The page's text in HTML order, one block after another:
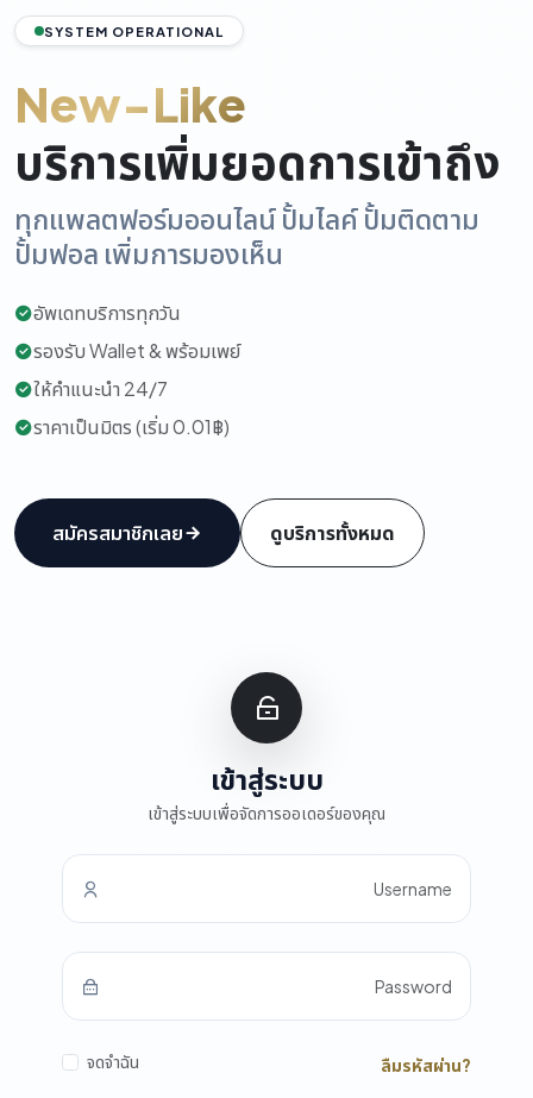
SYSTEM OPERATIONAL
New-Like
บริการเพิ่มยอดการเข้าถึง
ทุกแพลตฟอร์มออนไลน์ ปั้มไลค์ ปั้มติดตาม
ปั้มฟอล เพิ่มการมองเห็น
อัพเดทบริการทุกวัน
รองรับ Wallet & พร้อมเพย์
ให้คำแนะนำ 24/7
ราคาเป็นมิตร (เริ่ม 0.01฿)
สมัครสมาชิกเลย ดูบริการทั้งหมด
เข้าสู่ระบบ
เข้าสู่ระบบเพื่อจัดการออเดอร์ของคุณ
Username
Password
จดจำฉัน ลืมรหัสผ่าน?